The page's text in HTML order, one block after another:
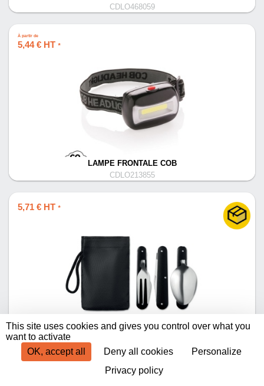
CDLO468059
À partir de
5,44 € HT *
LAMPE FRONTALE COB
CDLO213855
5,71 € HT *
COUVERTS DE CAMPING - 3 SERVICE
This site uses cookies and gives you control over what you
want to activate
OK, accept all
Deny all cookies
Personalize
Privacy policy